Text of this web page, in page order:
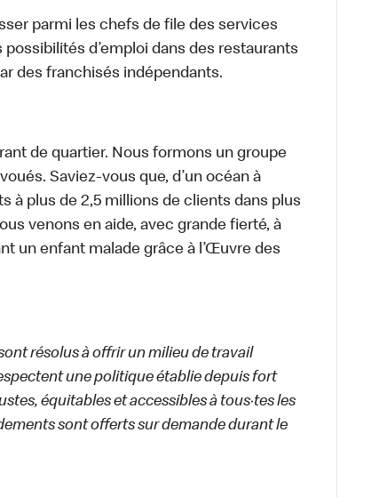
parmi les chefs de file des services
d’emploi dans des restaurants
des franchisés indépendants.
de quartier. Nous formons un groupe
Saviez-vous que, d’un océan à
à plus de 2,5 millions de clients dans plus
venons en aide, avec grande fierté, à
un enfant malade grâce à l’Œuvre des
résolus à offrir un milieu de travail
une politique établie depuis fort
équitables et accessibles à tous·tes les
sont offerts sur demande durant le